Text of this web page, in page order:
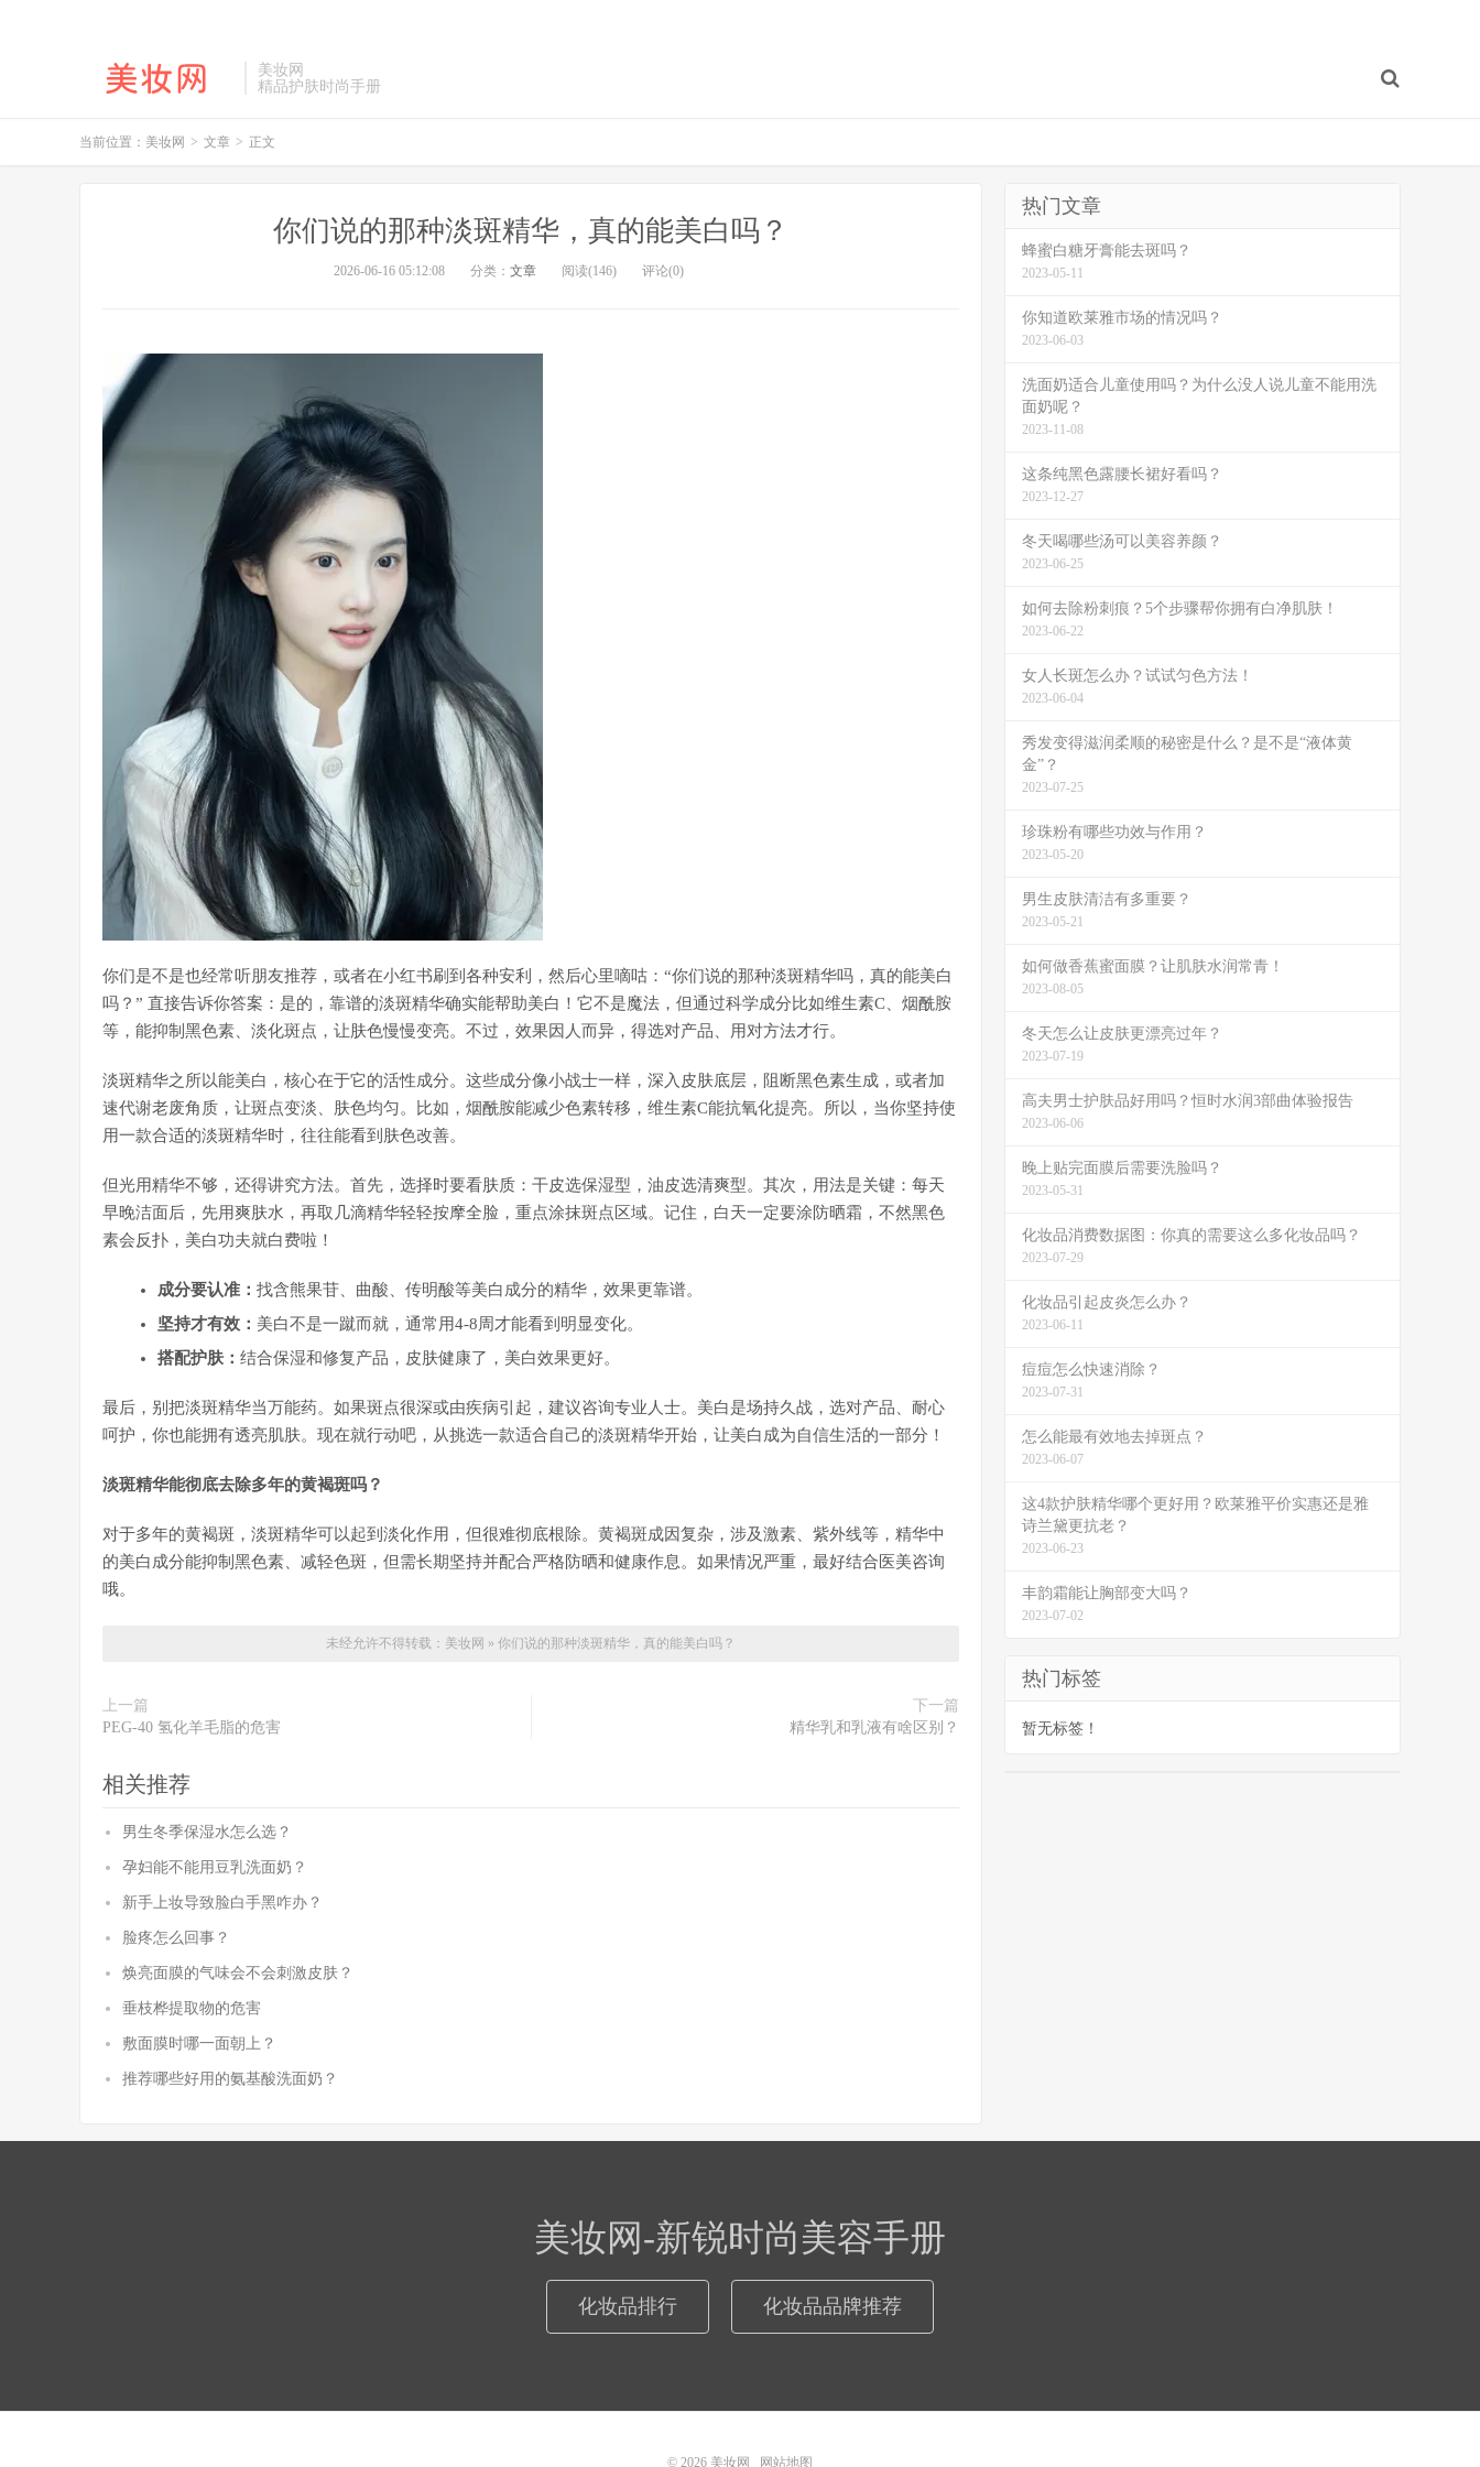
美妆网
精品护肤时尚手册
当前位置： 美妆网 > 文章 > 正文
你们说的那种淡斑精华，真的能美白吗？
2026-06-16 05:12:08 分类： 文章 阅读(146) 评论(0)
你们是不是也经常听朋友推荐，或者在小红书刷到各种安利，然后心里嘀咕：“你们说的那种淡斑精华吗，真的能美白
吗？” 直接告诉你答案：是的，靠谱的淡斑精华确实能帮助美白！它不是魔法，但通过科学成分比如维生素C、烟酰胺
等，能抑制黑色素、淡化斑点，让肤色慢慢变亮。不过，效果因人而异，得选对产品、用对方法才行。
淡斑精华之所以能美白，核心在于它的活性成分。这些成分像小战士一样，深入皮肤底层，阻断黑色素生成，或者加
速代谢老废角质，让斑点变淡、肤色均匀。比如，烟酰胺能减少色素转移，维生素C能抗氧化提亮。所以，当你坚持使
用一款合适的淡斑精华时，往往能看到肤色改善。
但光用精华不够，还得讲究方法。首先，选择时要看肤质：干皮选保湿型，油皮选清爽型。其次，用法是关键：每天
早晚洁面后，先用爽肤水，再取几滴精华轻轻按摩全脸，重点涂抹斑点区域。记住，白天一定要涂防晒霜，不然黑色
素会反扑，美白功夫就白费啦！
成分要认准： 找含熊果苷、曲酸、传明酸等美白成分的精华，效果更靠谱。
坚持才有效： 美白不是一蹴而就，通常用4-8周才能看到明显变化。
搭配护肤： 结合保湿和修复产品，皮肤健康了，美白效果更好。
最后，别把淡斑精华当万能药。如果斑点很深或由疾病引起，建议咨询专业人士。美白是场持久战，选对产品、耐心
呵护，你也能拥有透亮肌肤。现在就行动吧，从挑选一款适合自己的淡斑精华开始，让美白成为自信生活的一部分！
淡斑精华能彻底去除多年的黄褐斑吗？
对于多年的黄褐斑，淡斑精华可以起到淡化作用，但很难彻底根除。黄褐斑成因复杂，涉及激素、紫外线等，精华中
的美白成分能抑制黑色素、减轻色斑，但需长期坚持并配合严格防晒和健康作息。如果情况严重，最好结合医美咨询
哦。
未经允许不得转载： 美妆网 » 你们说的那种淡斑精华，真的能美白吗？
上一篇
PEG-40 氢化羊毛脂的危害
下一篇
精华乳和乳液有啥区别？
相关推荐
男生冬季保湿水怎么选？
孕妇能不能用豆乳洗面奶？
新手上妆导致脸白手黑咋办？
脸疼怎么回事？
焕亮面膜的气味会不会刺激皮肤？
垂枝桦提取物的危害
敷面膜时哪一面朝上？
推荐哪些好用的氨基酸洗面奶？
热门文章
蜂蜜白糖牙膏能去斑吗？
2023-05-11
你知道欧莱雅市场的情况吗？
2023-06-03
洗面奶适合儿童使用吗？为什么没人说儿童不能用洗
面奶呢？
2023-11-08
这条纯黑色露腰长裙好看吗？
2023-12-27
冬天喝哪些汤可以美容养颜？
2023-06-25
如何去除粉刺痕？5个步骤帮你拥有白净肌肤！
2023-06-22
女人长斑怎么办？试试匀色方法！
2023-06-04
秀发变得滋润柔顺的秘密是什么？是不是“液体黄
金”？
2023-07-25
珍珠粉有哪些功效与作用？
2023-05-20
男生皮肤清洁有多重要？
2023-05-21
如何做香蕉蜜面膜？让肌肤水润常青！
2023-08-05
冬天怎么让皮肤更漂亮过年？
2023-07-19
高夫男士护肤品好用吗？恒时水润3部曲体验报告
2023-06-06
晚上贴完面膜后需要洗脸吗？
2023-05-31
化妆品消费数据图：你真的需要这么多化妆品吗？
2023-07-29
化妆品引起皮炎怎么办？
2023-06-11
痘痘怎么快速消除？
2023-07-31
怎么能最有效地去掉斑点？
2023-06-07
这4款护肤精华哪个更好用？欧莱雅平价实惠还是雅
诗兰黛更抗老？
2023-06-23
丰韵霜能让胸部变大吗？
2023-07-02
热门标签
暂无标签！
美妆网-新锐时尚美容手册
化妆品排行 化妆品品牌推荐
© 2026 美妆网 网站地图